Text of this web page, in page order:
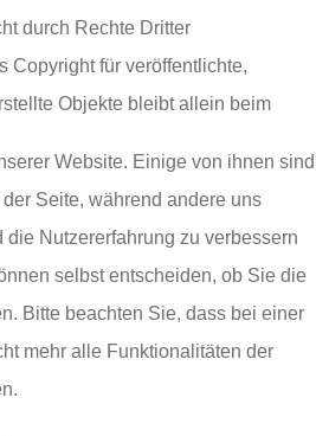
durch Rechte Dritter
Copyright für veröffentlichte,
Objekte bleibt allein beim
Website. Einige von ihnen sind
Seite, während andere uns
die Nutzererfahrung zu verbessern
selbst entscheiden, ob Sie die
Bitte beachten Sie, dass bei einer
mehr alle Funktionalitäten der